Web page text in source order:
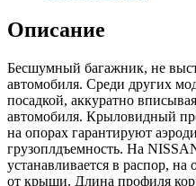
Описание
Бесшумный багажник, не
автомобиля. Среди других
посадкой, аккуратно
автомобиля. Крыловидный
на опорах гарантируют
грузоплдъемность. На
устанавливается в распор,
от крыши. Длина профиля